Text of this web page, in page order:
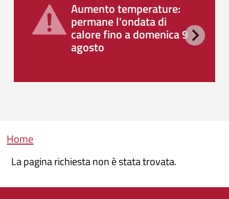
Aumento temperature:
permane l'ondata di
calore fino a domenica 9
agosto
Briciole di pane
Home
La pagina richiesta non è stata trovata.